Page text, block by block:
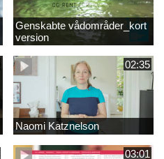
Genskabte vådområder_kort
version
02:35
Naomi Katznelson
03:01